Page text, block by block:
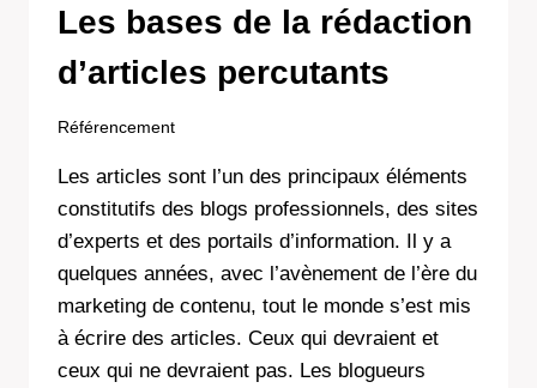
Les bases de la rédaction
d’articles percutants
Référencement
Les articles sont l’un des principaux éléments
constitutifs des blogs professionnels, des sites
d’experts et des portails d’information. Il y a
quelques années, avec l’avènement de l’ère du
marketing de contenu, tout le monde s’est mis
à écrire des articles. Ceux qui devraient et
ceux qui ne devraient pas. Les blogueurs